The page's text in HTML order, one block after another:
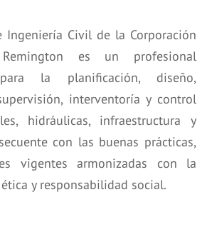
Ingeniería Civil de la Corporación
Remington es un profesional
la planificación, diseño,
interventoría y control
hidráulicas, infraestructura y
con las buenas prácticas,
vigentes armonizadas con la
y responsabilidad social.